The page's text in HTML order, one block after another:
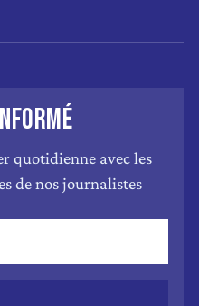
quotidienne avec les
de nos journalistes